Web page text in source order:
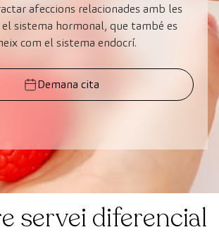
afeccions relacionades amb les
sistema hormonal, que també es
com el sistema endocrí.
Demana cita
servei diferencial